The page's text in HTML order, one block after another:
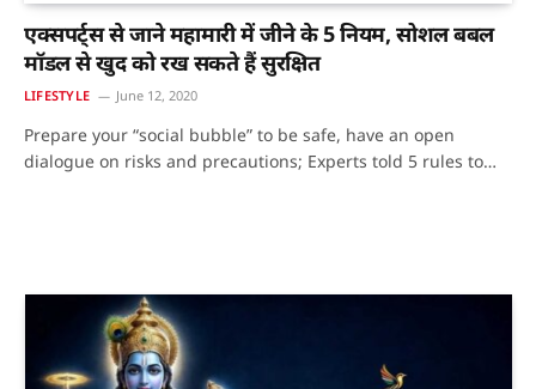
एक्सपर्ट्स से जाने महामारी में जीने के 5 नियम, सोशल बबल
मॉडल से खुद को रख सकते हैं सुरक्षित
LIFESTYLE June 12, 2020
Prepare your “social bubble” to be safe, have an open
dialogue on risks and precautions; Experts told 5 rules to…